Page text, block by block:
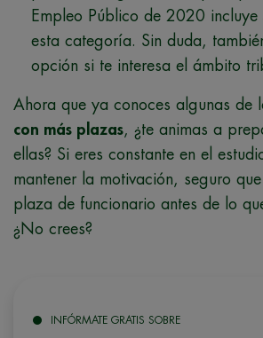
Empleo Público de 2020
esta categoría. Sin duda,
opción si te interesa el ámbito
Ahora que ya conoces algunas de
con más plazas, ¿te animas a
ellas? Si eres constante en el
mantener la motivación, seguro
plaza de funcionario antes de lo
¿No crees?
INFÓRMATE GRATIS SOBRE